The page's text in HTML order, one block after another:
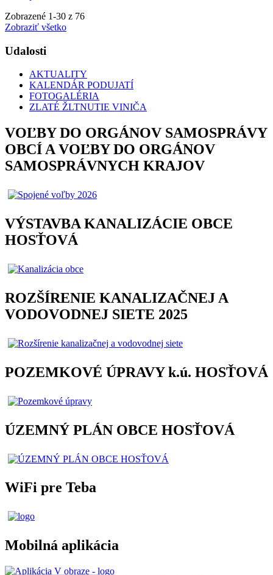
Zobrazené 1-30 z 76
Zobraziť všetko
Udalosti
AKTUALITY
KALENDÁR PODUJATÍ
FOTOGALÉRIA
ZLATÉ ŽLTNUTIE VINIČA
VOĽBY DO ORGÁNOV SAMOSPRÁVY
OBCÍ A VOĽBY DO ORGÁNOV
SAMOSPRÁVNYCH KRAJOV
VÝSTAVBA KANALIZÁCIE OBCE
HOSŤOVÁ
ROZŠÍRENIE KANALIZAČNEJ A
VODOVODNEJ SIETE 2025
POZEMKOVÉ ÚPRAVY k.ú. HOSŤOVÁ
ÚZEMNÝ PLÁN OBCE HOSŤOVÁ
WiFi pre Teba
Mobilná aplikácia